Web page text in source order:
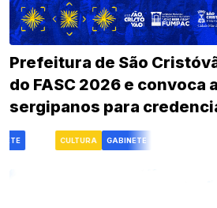
Prefeitura de São
do FASC 2026 e convoca
sergipanos para
CULTURA GABINETE